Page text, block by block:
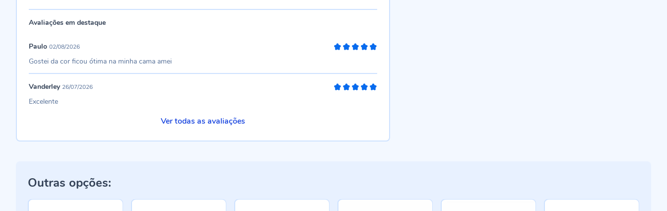
Avaliações em destaque
Paulo 02/08/2026
Gostei da cor ficou ótima na minha cama amei
Vanderley 26/07/2026
Excelente
Ver todas as avaliações
Outras opções: